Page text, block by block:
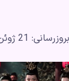
بروزرسانی: 21 ژوئن 2026